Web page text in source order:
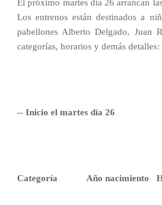
El próximo martes día 26 arrancan
Los entrenos están destinados a
pabellones Alberto Delgado, Juan
categorías, horarios y demás detalles:
-- Inicio el martes día 26
Categoría Año nacimiento